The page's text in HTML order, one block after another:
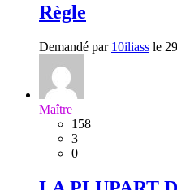
Règle
Demandé par 10iliass le
Maître
158
3
0